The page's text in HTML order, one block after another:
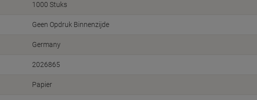
1000 Stuks
Geen Opdruk Binnenzijde
Germany
2026865
Papier